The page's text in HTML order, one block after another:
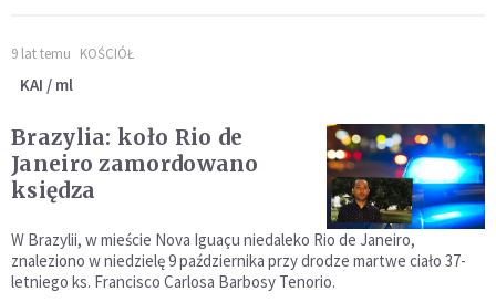
9 lat temu KOŚCIÓŁ
KAI / ml
Brazylia: koło Rio de
Janeiro zamordowano
księdza
W Brazylii, w mieście Nova Iguaçu niedaleko Rio de Janeiro,
znaleziono w niedzielę 9 października przy drodze martwe ciało 37-
letniego ks. Francisco Carlosa Barbosy Tenorio.